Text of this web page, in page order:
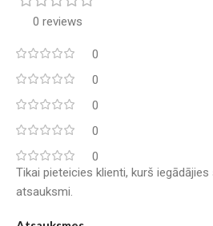
0 reviews
0
0
0
0
0
Tikai pieteicies klienti, kurš
atsauksmi.